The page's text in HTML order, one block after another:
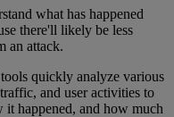
what has happened
there'll likely be less
an attack.
quickly analyze various
and user activities to
happened, and how much